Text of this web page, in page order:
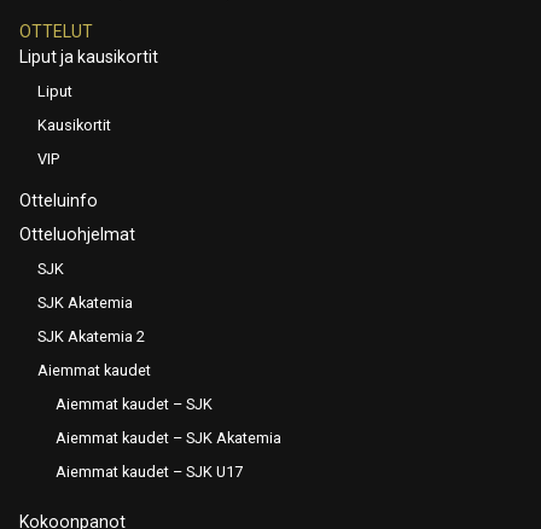
OTTELUT
Liput ja kausikortit
Liput
Kausikortit
VIP
Otteluinfo
Otteluohjelmat
SJK
SJK Akatemia
SJK Akatemia 2
Aiemmat kaudet
Aiemmat kaudet – SJK
Aiemmat kaudet – SJK Akatemia
Aiemmat kaudet – SJK U17
Kokoonpanot